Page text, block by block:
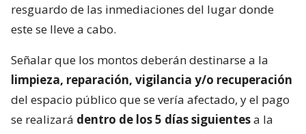
resguardo de las inmediaciones del lugar donde
este se lleve a cabo.
Señalar que los montos deberán destinarse a la
limpieza, reparación, vigilancia y/o recuperación
del espacio público que se vería afectado, y el pago
se realizará dentro de los 5 días siguientesa la